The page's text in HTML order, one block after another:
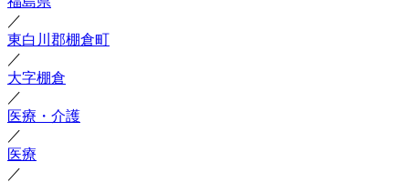
／
東白川郡棚倉町
／
大字棚倉
／
医療・介護
／
医療
／